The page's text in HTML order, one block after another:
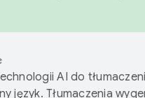
AI do
język. Tłumaczenia